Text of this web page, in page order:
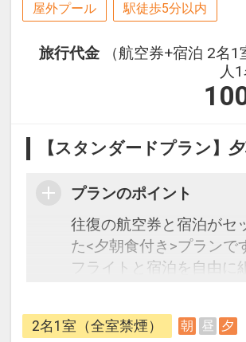
屋外プール 駅徒歩5分以内
旅行代金
（航空券+宿泊 2名
人
【スタンダードプラン】
プランのポイント
往復の航空券と宿泊がセ
た<夕朝食付き>プランで
フライトと宿泊を自由に
ら、一都市滞在はもちろ
にも最適！
2名1室（全室禁煙） 朝 昼 夕